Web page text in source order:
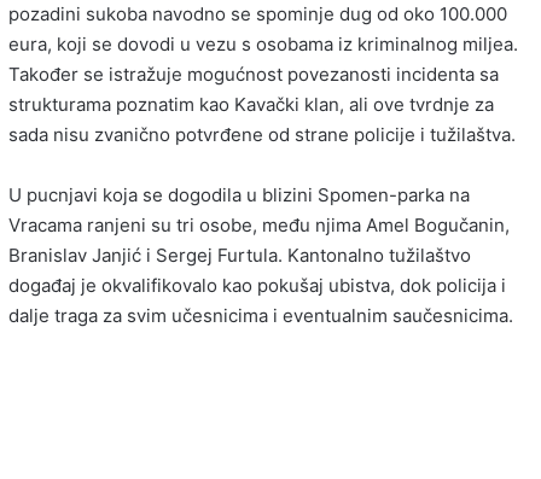
pozadini sukoba navodno se spominje dug od oko 100.000
eura, koji se dovodi u vezu s osobama iz kriminalnog miljea.
Također se istražuje mogućnost povezanosti incidenta sa
strukturama poznatim kao Kavački klan, ali ove tvrdnje za
sada nisu zvanično potvrđene od strane policije i tužilaštva.
U pucnjavi koja se dogodila u blizini Spomen-parka na
Vracama ranjeni su tri osobe, među njima Amel Bogučanin,
Branislav Janjić i Sergej Furtula. Kantonalno tužilaštvo
događaj je okvalifikovalo kao pokušaj ubistva, dok policija i
dalje traga za svim učesnicima i eventualnim saučesnicima.